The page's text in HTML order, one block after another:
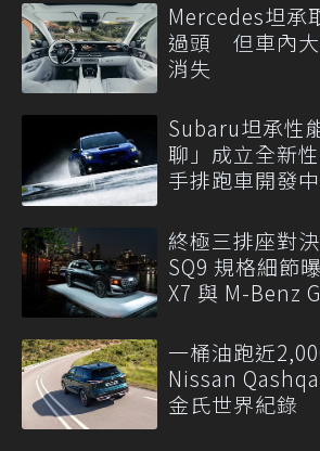
Mercedes坦承
過頭 但車內
消失
Subaru坦承性
聊」成立全新
手排跑車開發中
終極三排座對
SQ9 規格細節
X7 與 M-Benz
一桶油跑近
Nissan
金氏世界紀錄